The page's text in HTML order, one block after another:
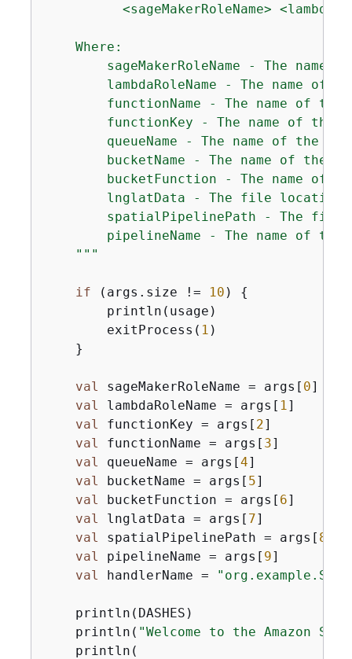
<sageMakerRoleName>
    Where:
sageMakerRoleName - The name
lambdaRoleName - The name of
functionName - The name of
functionKey - The name of the
queueName - The name of the
bucketName - The name of the
bucketFunction - The name of
lnglatData - The file
spatialPipelinePath - The
pipelineName - The name of
    """
if (args.size != 10 ) {
        println(usage)
        exitProcess(
1 )
    }
val sageMakerRoleName = args[ 0]
val
lambdaRoleName = args[ 1 ]
val
functionKey = args[ 2]
val
functionName = args[ 3]
val
queueName = args[4]
val
bucketName = args[ 5]
val
bucketFunction = args[ 6]
val
lnglatData = args[ 7]
val
spatialPipelinePath = args[ 8
val
pipelineName = args[ 9]
val
handlerName =
    println(DASHES)
    println(
"Welcome to the Amazon
    println(